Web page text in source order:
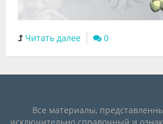
Читать далее 0
Все материалы,